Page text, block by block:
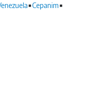
Cepanim